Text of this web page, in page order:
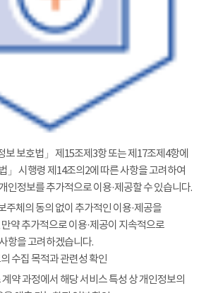
보호법」 제15조제3항 또는 제17조제4항에
」 시행령 제14조의2에 따른 사항을 고려하여
인정보를 추가적으로 이용·제공할 수 있습니다.
주체의 동의 없이 추가적인 이용·제공을
약 추가적으로 이용·제공이 지속적으로
항을 고려하겠습니다.
수집 목적과 관련성 확인
약 과정에서 해당 서비스 특성 상 개인정보의